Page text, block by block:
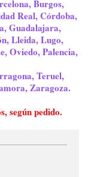
Burgos,
Real, Córdoba,
Guadalajara,
Lleida, Lugo,
Oviedo, Palencia,
Teruel,
Zaragoza.
según pedido.